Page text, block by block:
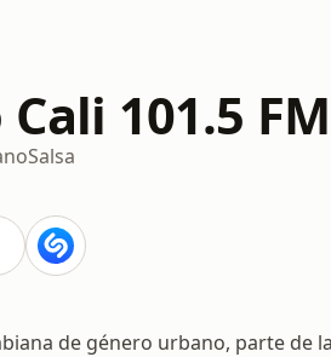
101.5 FM
Salsa
de género urbano, parte de